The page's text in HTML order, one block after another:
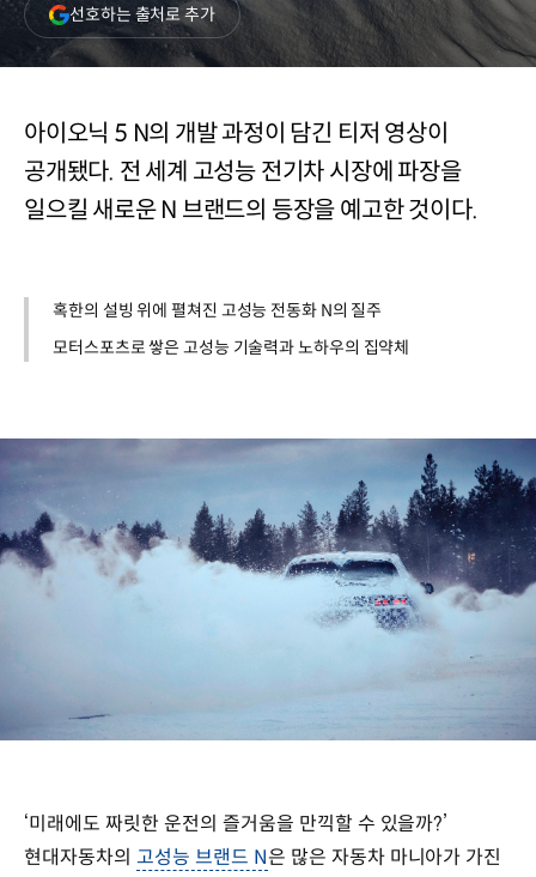
선호하는 출처로 추가(새
창
열림)
아이오닉 5 N의 개발 과정이 담긴 티저 영상이
공개됐다. 전 세계 고성능 전기차 시장에 파장을
일으킬 새로운 N 브랜드의 등장을 예고한 것이다.
혹한의 설빙 위에 펼쳐진 고성능 전동화 N의 질주
모터스포츠로 쌓은 고성능 기술력과 노하우의 집약체
‘미래에도 짜릿한 운전의 즐거움을 만끽할 수 있을까?’
현대자동차의 고성능 브랜드 N은 많은 자동차 마니아가 가진